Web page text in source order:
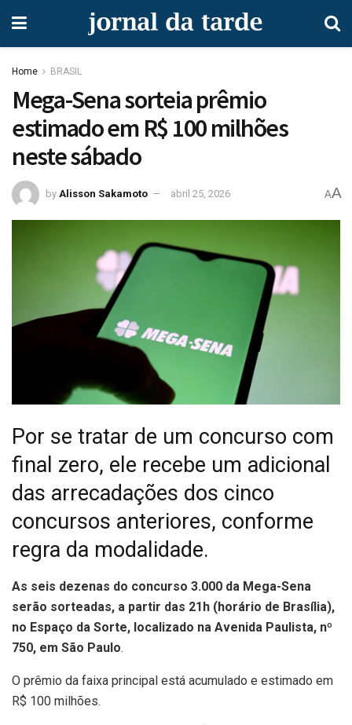
Home BRASIL
Mega-Sena sorteia prêmio
estimado em R$ 100 milhões
neste sábado
by Alisson Sakamoto abril 25, 2026 AA
Por se tratar de um concurso com
final zero, ele recebe um adicional
das arrecadações dos cinco
concursos anteriores, conforme
regra da modalidade.
As seis dezenas do concurso 3.000 da Mega-Sena
serão sorteadas, a partir das 21h (horário de Brasília),
no Espaço da Sorte, localizado na Avenida Paulista, nº
750, em São Paulo.
O prêmio da faixa principal está acumulado e estimado em
R$ 100 milhões.